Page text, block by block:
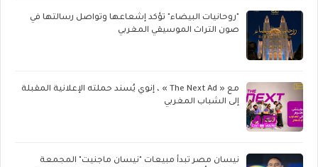
"روحانيات البيضاء" تؤكد إشعاعها وتواصل رسالتها في
صون التراث الموسيقي المغربي
مع « The Next Ad » ، إنوي يُسند حملته الإعلانية المقبلة
إلى الشباب المغربي
نيسان مصر تبدأ مبيعات "نيسان ماجنيت" المجمعة